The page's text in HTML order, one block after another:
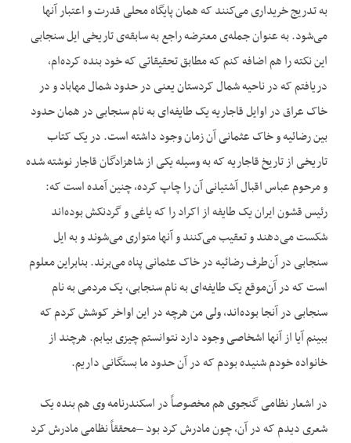
به تدریج خریداری می‌‌کنند که همان پایگاه محلی قدرت و اعتبار آنها
می‌‌شود. به عنوان جمله‌‌ی معترضه راجع به سابقه‌‌ی تاریخی ایل سنجابی
این نکته را هم اضافه کنم که مطابق تحقیقاتی که خود بنده کرده‌‌ام،
دریافتم که در ناحیه شمال کردستان یعنی در حدود شمال مهاباد و در
خاک عراق در اوایل قاجاریه یک طایفه‌‌ای به نام سنجابی در همان حدود
بین رضائیه و خاک عثمانی آن زمان وجود داشته است. در یک کتاب
تاریخی از تاریخ قاجاریه که به وسیله یکی از شاهزادگان قاجار نوشته شده
و مرحوم عباس اقبال آشتیانی آن را چاپ کرده، چنین آمده است که:
رئیس قشون ایران یک طایفه از اکراد را که یاغی و گردنکش بوده‌‌اند
شکست می‌‌دهند و تعقیب می‌‌کنند و آنها متواری می‌‌شوند و به ایل
سنجابی در آن‌‌طرف رضائیه در خاک عثمانی پناه می‌‌برند. بنابراین معلوم
است که در آن‌‌موقع یک طایفه‌‌ای به نام سنجابی، یک مردمی به نام
سنجابی در آنجا بوده‌‌اند، ولی من هرچه در این اواخر کوشش کردم که
ببینم آیا از آنها اشخاصی وجود دارد نتوانستم چیزی بیابم. هرچند از
خانواده خودم شنیده بودم که در آن حدود ما بستگانی داریم.
در اشعار نظامی گنجوی هم مخصوصاً در اسکندرنامه وی هم بنده یک
شعری دیدم که در آن، چون مادرش کرد بود –محققاً نظامی مادرش کرد